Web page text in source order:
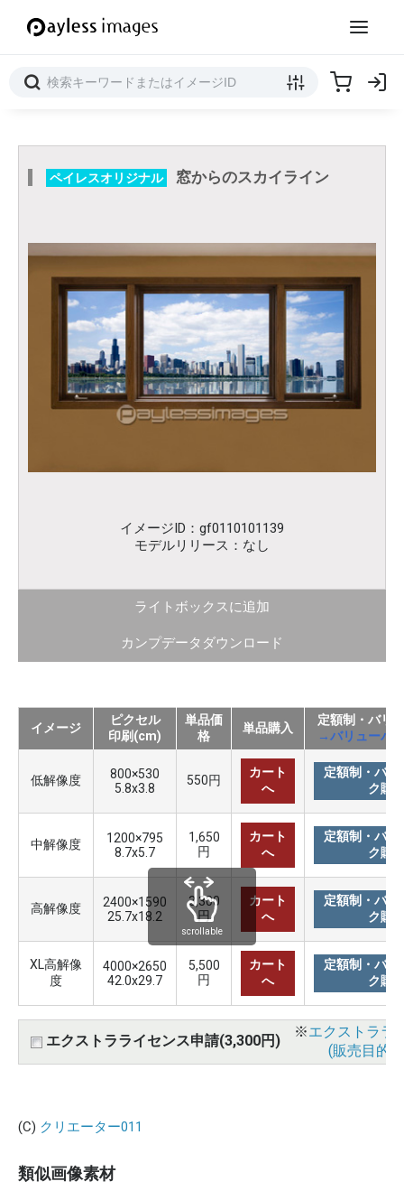
ペイレスオリジナル 窓からのスカイライン
イメージID：gf0110101139
モデルリリース：なし
ライトボックスに追加
カンプデータダウンロード
イメージ
ピクセル
印刷(cm)
単品価
格
単品購入
定額制・バリ
→バリューパ
低解像度
800×530
5.8x3.8
550円
カート
へ
定額制・バリ
ク購
中解像度
1200×795
8.7x5.7
1,650
円
カート
へ
定額制・バリ
ク購
高解像度
2400×1590
25.7x18.2
3,300
円
カート
へ
定額制・バリ
ク購
XL高解像
度
4000×2650
42.0x29.7
5,500
円
カート
へ
定額制・バリ
ク購
エクストラライセンス申請(3,300円)
※エクストララ
(販売目的
scrollable
(C) クリエーター011
類似画像素材